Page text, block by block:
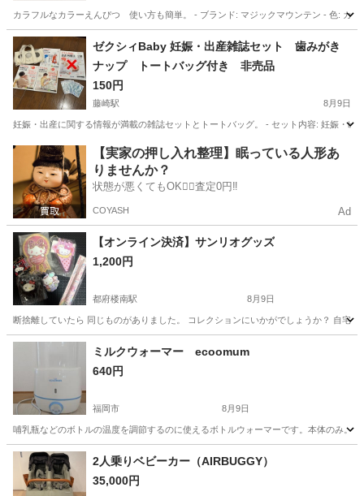
カラフルなカラーえんぴつ 使い方も簡単。 - ブランド: マジックマウンテン - 色: カ
福岡 福岡市 藤崎駅 キッズ用品
ゼクシィBaby 妊娠・出産雑誌セット 歯みがき
ナップ トートバッグ付き 非売品
150円
藤崎駅 8月9日
妊娠・出産に関する情報が満載の雑誌セットとトートバッグ。 - セット内容: 妊娠・
福岡 福岡市 藤崎駅 ベビー用品
【実家の押し入れ整理】眠っている人形あ
りませんか？
状態が悪くてもOK🙆‍♀️査定0円‼️
COYASH Ad
【オンライン決済】サンリオグッズ
1,200円
都府楼南駅 8月9日
断捨離していたら 同じものがありました。 コレクションにいかがでしょうか？ 自宅
福岡 筑紫野市 都府楼南駅
ミルクウォーマー ecoomum
640円
福岡市 8月9日
哺乳瓶などのボトルの温度を調節するのに使えるボトルウォーマーです。本体のみ。
福岡 福岡市 ベビー用品 ミルクウォーマー
2人乗りベビーカー（AIRBUGGY）
35,000円